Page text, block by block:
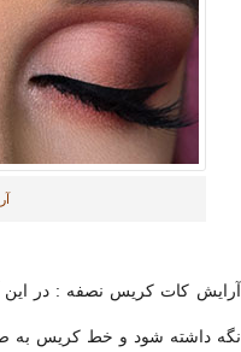
آرایش کات کریس نصفه : در این
نگه داشته شود و خط کریس به